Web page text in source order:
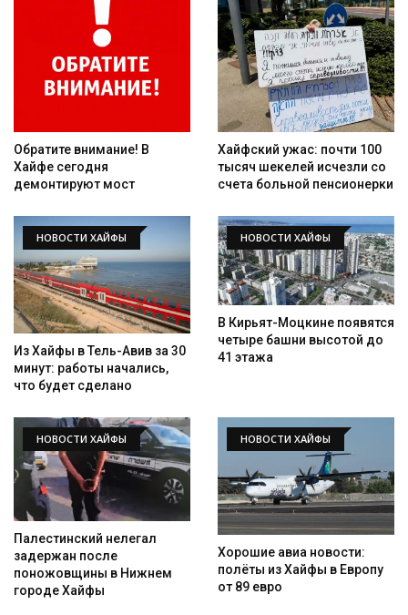
Обратите внимание! В
Хайфе сегодня
демонтируют мост
Хайфский ужас: почти 100
тысяч шекелей исчезли со
счета больной пенсионерки
НОВОСТИ ХАЙФЫ
Из Хайфы в Тель-Авив за 30
минут: работы начались,
что будет сделано
НОВОСТИ ХАЙФЫ
В Кирьят-Моцкине появятся
четыре башни высотой до
41 этажа
НОВОСТИ ХАЙФЫ
Палестинский нелегал
задержан после
поножовщины в Нижнем
городе Хайфы
НОВОСТИ ХАЙФЫ
Хорошие авиа новости:
полёты из Хайфы в Европу
от 89 евро